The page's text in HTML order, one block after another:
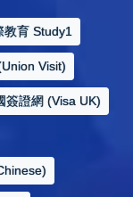
教育 Study1
Visit)
簽證網 (Visa UK)